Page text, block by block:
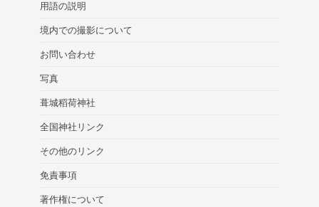
用語の説明
境内での撮影について
お問い合わせ
写真
葺城稻荷神社
全国神社リンク
その他のリンク
免責事項
著作権について